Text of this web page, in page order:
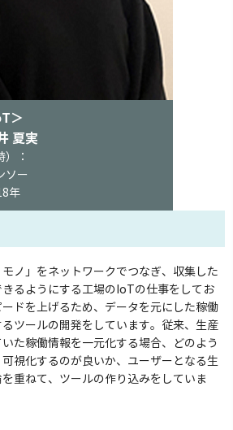
＞
夏実
：
ソー
年
ノ」をネットワークでつなぎ、収集した
るようにする工場のIoTの仕事をしてお
ドを上げるため、データを元にした稼働
ツールの開発をしています。従来、生産
た稼働情報を一元化する場合、どのよう
視化するのが良いか、ユーザーとなる生
重ねて、ツールの作り込みをしていま